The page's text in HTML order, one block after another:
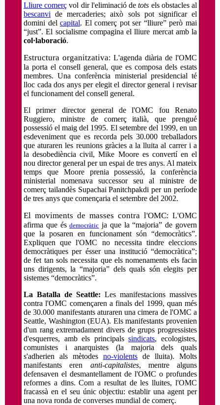
Lliure comerç vol dir l'eliminació detots els obstacles al
bescanvi de mercaderies; això sols pot significar el
domini delcapital. El comerç pot ser “lliure” però mai
“just”. El socialisme compagina el lliure mercat amb la
col·laboració.
Estructura organitzativa: L'agenda diària de l'OMC
la porta el consell general, que es composa dels estats
membres. Una conferència ministerial presidencial té
lloc cada dos anys per elegit el director general i revisar
el funcionament del consell general.
El primer director general de l'OMC fou Renato
Ruggiero, ministre de comerç italià, que prengué
possessió el maig del 1995. El setembre del 1999, en un
esdeveniment que es recorda pels 30.000 treballadors
que aturaren les reunions gràcies a la lluita al carrer i a
la desobediència civil, Mike Moore es convertí en el
nou director general per un espai de tres anys. Al mateix
temps que Moore prenia possessió, la conferència
ministerial nomenava successor seu al ministre de
comerç tailandès Supachai Panitchpakdi per un període
de tres anys que començaria el setembre del 2002.
El moviments de masses contra l'OMC: L'OMC
afirma que ésdemocràtic ja que la “majoria” de govern
que la posaren en funcionament són “democràtics”.
Expliquen que l'OMC no necessita tindre eleccions
democràtiques per ésser una institució “democràtica”;
de fet tan sols necessita que els nomenaments els facin
uns dirigents, la “majoria” dels quals són elegits per
sistemes “democràtics”.
La Batalla de Seattle: Les manifestacions massives
contra l'OMC començaren a finals del 1999, quan més
de 30.000 manifestants aturaren una cimera de l'OMC a
Seattle, Washington (EUA). Els manifestants provenien
d'un rang extremadament divers de grups progressistes
d'esquerres, amb els principalssindicats, ecologistes,
comunistes i anarquistes (la majoria dels quals
s'adherien als mètodes no-violents de lluita). Molts
manifestants eren anti-capitalistes, mentre alguns
defensaven el desmantellament de l'OMC o profundes
reformes a dins. Com a resultat de les lluites, l'OMC
fracassà en el seu únic objectiu: establir una agent per
una nova ronda de converses mundial de comerç.